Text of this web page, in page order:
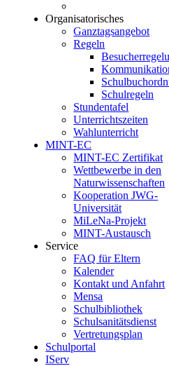
Organisatorisches
Ganztagsangebot
Regeln
Schulregeln
Stundentafel
Unterrichtszeiten
Wahlunterricht
MINT-EC
MINT-EC Zertifikat
Wettbewerbe in den
Naturwissenschaften
Kooperation JWG-
Universität
MiLeNa-Projekt
MINT-Austausch
Service
FAQ für Eltern
Kalender
Kontakt und Anfahrt
Mensa
Schulbibliothek
Schulsanitätsdienst
Vertretungsplan
Schulportal
IServ